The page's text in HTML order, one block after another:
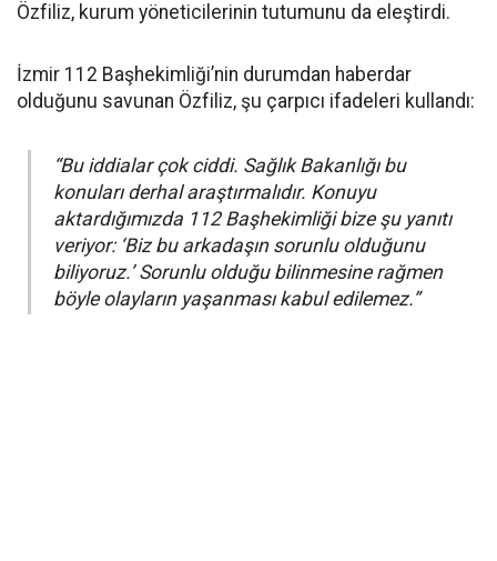
Özfiliz, kurum yöneticilerinin tutumunu da eleştirdi.
İzmir 112 Başhekimliği’nin durumdan haberdar
olduğunu savunan Özfiliz, şu çarpıcı ifadeleri kullandı:
“Bu iddialar çok ciddi. Sağlık Bakanlığı bu
konuları derhal araştırmalıdır. Konuyu
aktardığımızda 112 Başhekimliği bize şu yanıtı
veriyor: ‘Biz bu arkadaşın sorunlu olduğunu
biliyoruz.’ Sorunlu olduğu bilinmesine rağmen
böyle olayların yaşanması kabul edilemez.”